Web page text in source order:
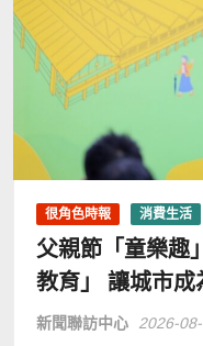
很角色時報 消費生活
父親節「童樂趣
教育」 讓城市
新聞聯訪中心 2026-